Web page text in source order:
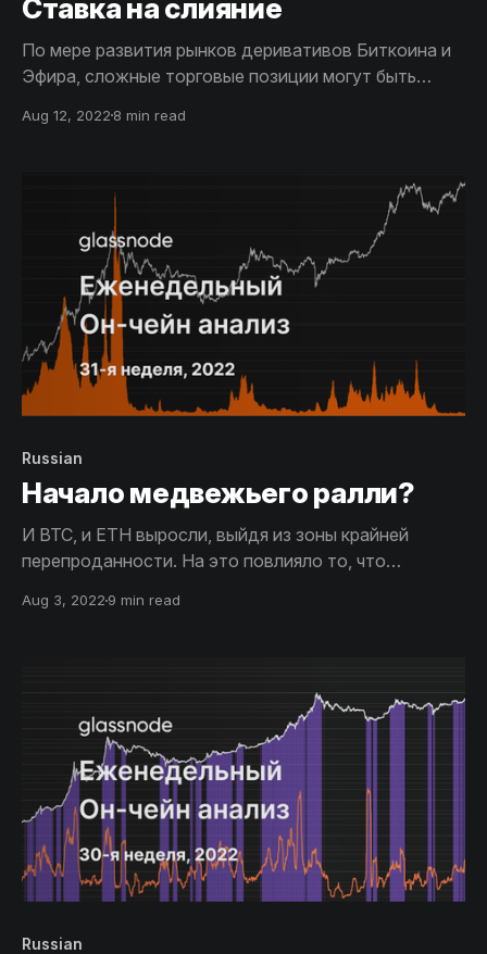
Ставка на слияние
По мере развития рынков деривативов Биткоина и
Эфира, сложные торговые позиции могут быть
фьючерсов. Слияние Эфира дает возможность
Aug 12, 2022 8 min read
Russian
Начало медвежьего ралли?
И BTC, и ETH выросли, выйдя из зоны крайней
перепроданности. На это повлияло то, что
июльского заседания FOMC. Теперь актуальным
началом устойчивого бычьего импульса.
Aug 3, 2022 9 min read
Russian